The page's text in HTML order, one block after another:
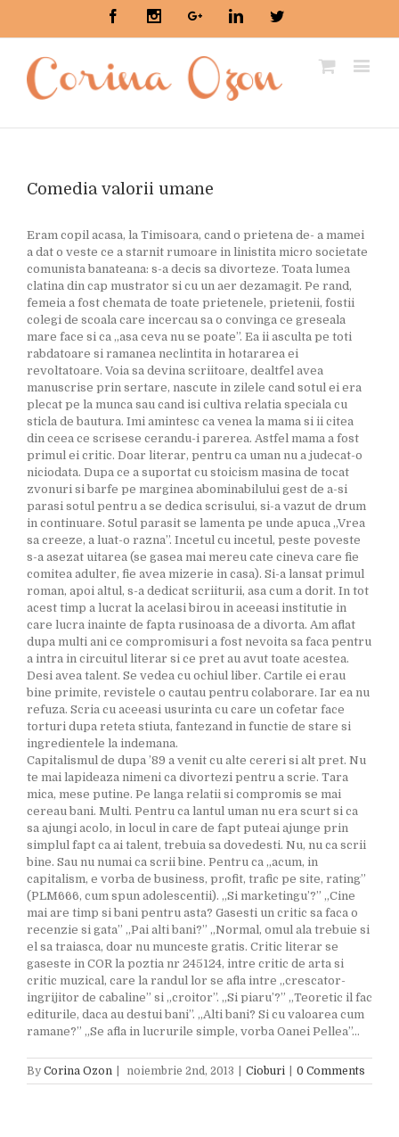
FacebookInstagramGoogle+LinkedinTwitter
Comedia valorii umane
Eram copil acasa, la Timisoara, cand o prietena de- a mamei
a dat o veste ce a starnit rumoare in linistita micro societate
comunista banateana: s-a decis sa divorteze. Toata lumea
clatina din cap mustrator si cu un aer dezamagit. Pe rand,
femeia a fost chemata de toate prietenele, prietenii, fostii
colegi de scoala care incercau sa o convinga ce greseala
mare face si ca „asa ceva nu se poate”. Ea ii asculta pe toti
rabdatoare si ramanea neclintita in hotararea ei
revoltatoare. Voia sa devina scriitoare, dealtfel avea
manuscrise prin sertare, nascute in zilele cand sotul ei era
plecat pe la munca sau cand isi cultiva relatia speciala cu
sticla de bautura. Imi amintesc ca venea la mama si ii citea
din ceea ce scrisese cerandu-i parerea. Astfel mama a fost
primul ei critic. Doar literar, pentru ca uman nu a judecat-o
niciodata. Dupa ce a suportat cu stoicism masina de tocat
zvonuri si barfe pe marginea abominabilului gest de a-si
parasi sotul pentru a se dedica scrisului, si-a vazut de drum
in continuare. Sotul parasit se lamenta pe unde apuca „Vrea
sa creeze, a luat-o razna”. Incetul cu incetul, peste poveste
s-a asezat uitarea (se gasea mai mereu cate cineva care fie
comitea adulter, fie avea mizerie in casa). Si-a lansat primul
roman, apoi altul, s-a dedicat scriiturii, asa cum a dorit. In tot
acest timp a lucrat la acelasi birou in aceeasi institutie in
care lucra inainte de fapta rusinoasa de a divorta. Am aflat
dupa multi ani ce compromisuri a fost nevoita sa faca pentru
a intra in circuitul literar si ce pret au avut toate acestea.
Desi avea talent. Se vedea cu ochiul liber. Cartile ei erau
bine primite, revistele o cautau pentru colaborare. Iar ea nu
refuza. Scria cu aceeasi usurinta cu care un cofetar face
torturi dupa reteta stiuta, fantezand in functie de stare si
ingredientele la indemana.
Capitalismul de dupa ’89 a venit cu alte cereri si alt pret. Nu
te mai lapideaza nimeni ca divortezi pentru a scrie. Tara
mica, mese putine. Pe langa relatii si compromis se mai
cereau bani. Multi. Pentru ca lantul uman nu era scurt si ca
sa ajungi acolo, in locul in care de fapt puteai ajunge prin
simplul fapt ca ai talent, trebuia sa dovedesti. Nu, nu ca scrii
bine. Sau nu numai ca scrii bine. Pentru ca „acum, in
capitalism, e vorba de business, profit, trafic pe site, rating”
(PLM666, cum spun adolescentii). „Si marketingu’?” „Cine
mai are timp si bani pentru asta? Gasesti un critic sa faca o
recenzie si gata” „Pai alti bani?” „Normal, omul ala trebuie si
el sa traiasca, doar nu munceste gratis. Critic literar se
gaseste in COR la poztia nr 245124, intre critic de arta si
critic muzical, care la randul lor se afla intre „crescator-
ingrijitor de cabaline” si „croitor”. „Si piaru’?” „Teoretic il fac
editurile, daca au destui bani”. „Alti bani? Si cu valoarea cum
ramane?” „Se afla in lucrurile simple, vorba Oanei Pellea”…
By Corina Ozon noiembrie 2nd, 2013 Cioburi 0 Comments